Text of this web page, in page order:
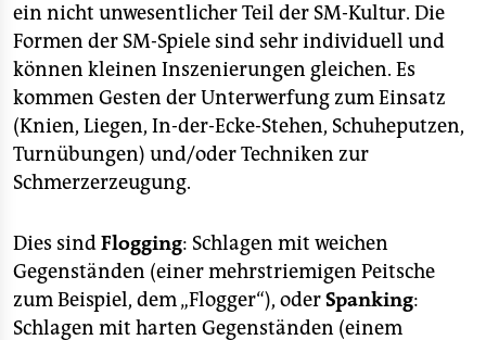
ein nicht unwesentlicher Teil der SM-Kultur. Die
Formen der SM-Spiele sind sehr individuell und
können kleinen Inszenierungen gleichen. Es
kommen Gesten der Unterwerfung zum Einsatz
(Knien, Liegen, In-der-Ecke-Stehen, Schuheputzen,
Turnübungen) und/oder Techniken zur
Schmerzerzeugung.
Dies sindFlogging: Schlagen mit weichen
Gegenständen (einer mehrstriemigen Peitsche
zum Beispiel, dem „Flogger“), oderSpanking:
Schlagen mit harten Gegenständen (einem